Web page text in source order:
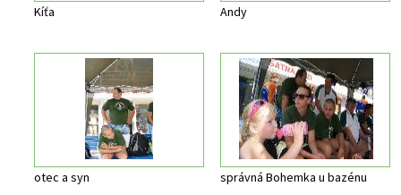
Kíťa Andy
otec a syn správná Bohemka u bazénu